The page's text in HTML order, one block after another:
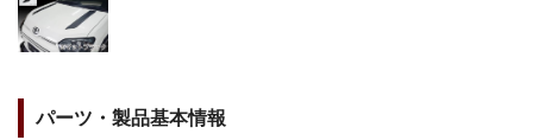
パーツ・製品基本情報